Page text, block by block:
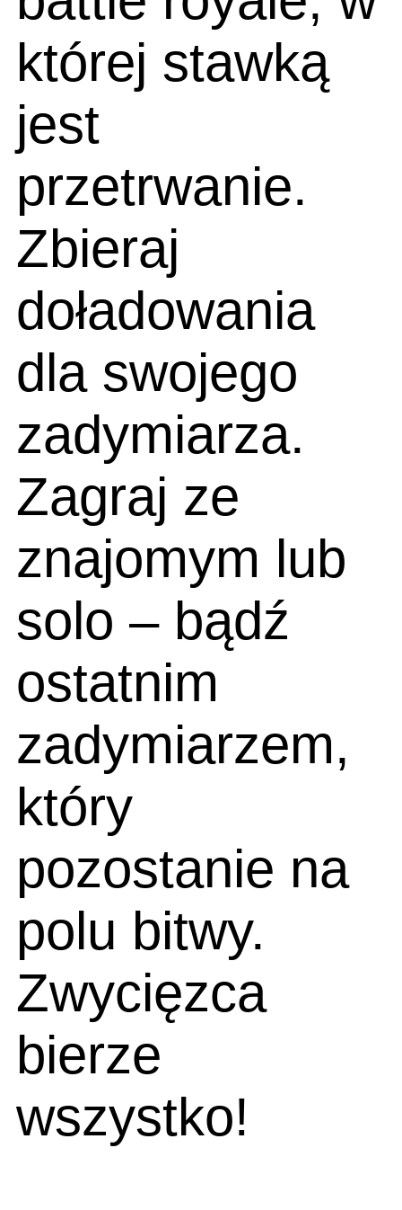
której stawką
jest
przetrwanie.
Zbieraj
doładowania
dla swojego
zadymiarza.
Zagraj ze
znajomym lub
solo – bądź
ostatnim
zadymiarzem,
który
pozostanie na
polu bitwy.
Zwycięzca
bierze
wszystko!